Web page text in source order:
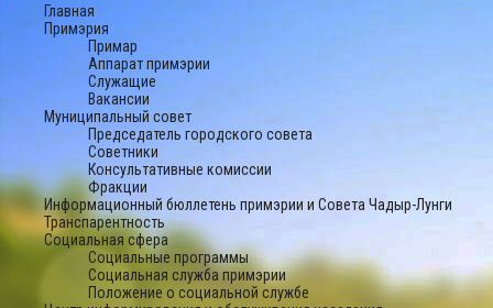
Главная
Примэрия
Примар
Аппарат примэрии
Служащие
Вакансии
Муниципальный совет
Председатель городского совета
Советники
Консультативные комиссии
Фракции
Информационный бюллетень примэрии и Совета Чадыр-Лунги
Транспарентность
Социальная сфера
Социальные программы
Социальная служба примэрии
Положение о социальной службе